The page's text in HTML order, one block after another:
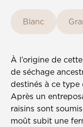
Blanc
À l’origine de
de séchage
destinés à ce
Après un
raisins sont
moût subit une